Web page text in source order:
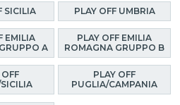
SICILIA PLAY OFF UMBRIA
EMILIA
A
PLAY OFF EMILIA
ROMAGNA GRUPPO B
PLAY OFF
PUGLIA/CAMPANIA